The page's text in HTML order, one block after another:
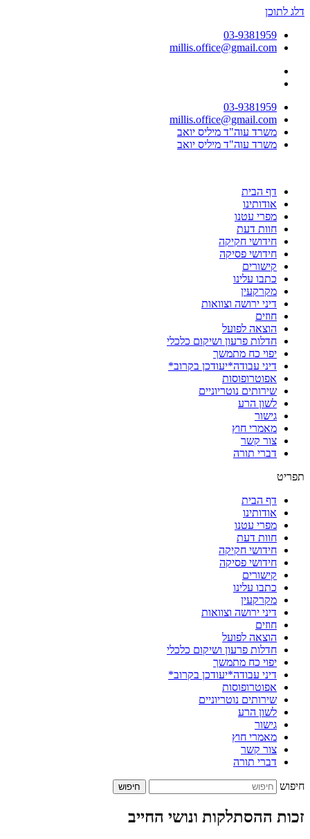
דלג לתוכן
03-9381959
millis.office@gmail.com
03-9381959
millis.office@gmail.com
משרד עוה"ד מיליס יואב
משרד עוה"ד מיליס יואב
דף הבית
אודותינו
מפרי עטנו
חוות דעת
חידושי חקיקה
חידושי פסיקה
קישורים
כתבו עלינו
מקרקעין
דיני ירושה וצוואות
חוזים
הוצאה לפועל
חדלות פרעון ושיקום כלכלי
יפוי כח מתמשך
דיני עבודה*יעודכן בקרוב*
אפוטרופוסות
שירותים נוטריוניים
לשון הרע
גישור
מאמרי חוץ
צור קשר
דברי תורה
תפריט
דף הבית
אודותינו
מפרי עטנו
חוות דעת
חידושי חקיקה
חידושי פסיקה
קישורים
כתבו עלינו
מקרקעין
דיני ירושה וצוואות
חוזים
הוצאה לפועל
חדלות פרעון ושיקום כלכלי
יפוי כח מתמשך
דיני עבודה*יעודכן בקרוב*
אפוטרופוסות
שירותים נוטריוניים
לשון הרע
גישור
מאמרי חוץ
צור קשר
דברי תורה
חיפוש חיפוש
זכות ההסתלקות ונושי החייב